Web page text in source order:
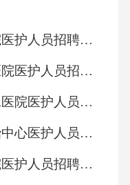
2026年娄底市中心医院医护人员招聘笔试备考题库及答案详解
2026年延安大学咸阳医院医护人员招聘笔试参考题库及答案详解
2026年哈尔滨第二四二医院医护人员招聘考试备考题库及答案详解
2026年武汉市医疗救治中心医护人员招聘笔试备考试题及答案详解
2026年长沙市第一医院医护人员招聘笔试备考试题及答案详解